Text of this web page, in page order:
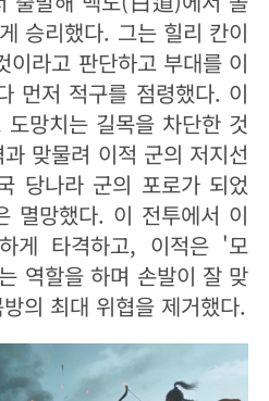
승리했다. 그는 힐리 칸이
라고 판단하고 부대를 이
먼저 적구를 점령했다. 이
망치는 길목을 차단한 것
맞물려 이적 군의 저지선
당나라 군의 포로가 되었
멸망했다. 이 전투에서 이
게 타격하고, 이적은 '모
역할을 하며 손발이 잘 맞
의 최대 위협을 제거했다.